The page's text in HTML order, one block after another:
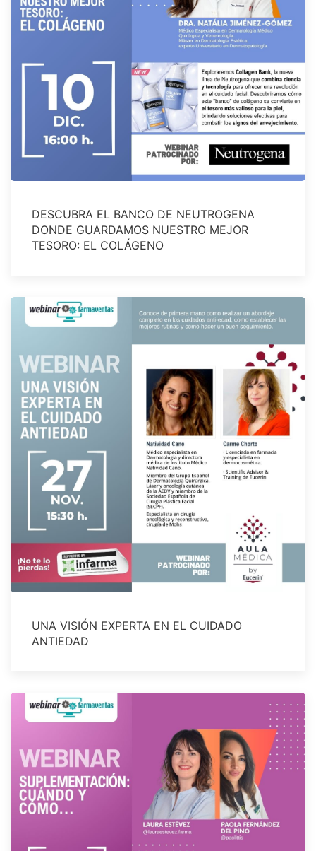
DESCUBRA EL BANCO DE NEUTROGENA
DONDE GUARDAMOS NUESTRO MEJOR
TESORO: EL COLÁGENO
UNA VISIÓN EXPERTA EN EL CUIDADO
ANTIEDAD